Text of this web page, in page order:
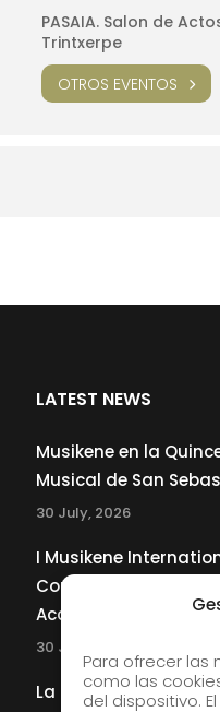
Para ofrecer las
como las
del dispositivo.
PASAIA. Salon de
Trintxerpe
OTROS EVENTOS
LATEST NEWS
Musikene en la
Musical de San
30 July, 2026
I Musikene
Competition for Young
Accordionists
30 July, 2026
La Musikene Big Band